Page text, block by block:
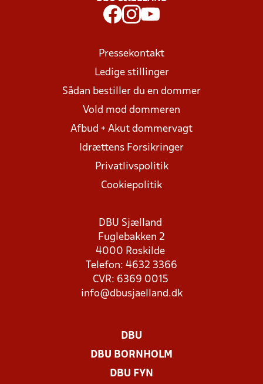
Pressekontakt
Ledige stillinger
Sådan bestiller du en dommer
Vold mod dommeren
Afbud + Akut dommervagt
Idrættens Forsikringer
Privatlivspolitik
Cookiepolitik
DBU Sjælland
Fuglebakken 2
4000 Roskilde
Telefon: 4632 3366
CVR: 6369 0015
info@dbusjaelland.dk
DBU
DBU BORNHOLM
DBU FYN